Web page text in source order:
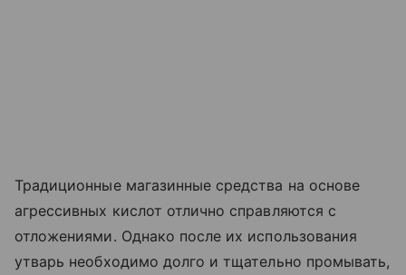
Традиционные магазинные средства на основе
агрессивных кислот отлично справляются с
отложениями. Однако после их использования
утварь необходимо долго и тщательно промывать,